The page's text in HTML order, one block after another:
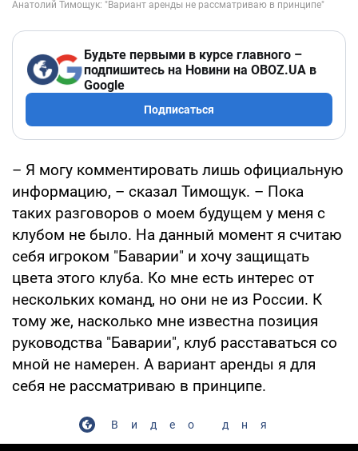
Будьте первыми в курсе главного –
подпишитесь на Новини на OBOZ.UA в
Google
Подписаться
– Я могу комментировать лишь официальную
информацию, – сказал Тимощук. – Пока
таких разговоров о моем будущем у меня с
клубом не было. На данный момент я считаю
себя игроком "Баварии" и хочу защищать
цвета этого клуба. Ко мне есть интерес от
нескольких команд, но они не из России. К
тому же, насколько мне известна позиция
руководства "Баварии", клуб расставаться со
мной не намерен. А вариант аренды я для
себя не рассматриваю в принципе.
Видео дня